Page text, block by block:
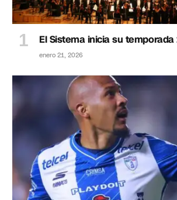
El Sistema inicia su temporada
enero 21, 2026